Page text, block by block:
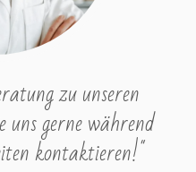
zu unseren
gerne während
kontaktieren!"